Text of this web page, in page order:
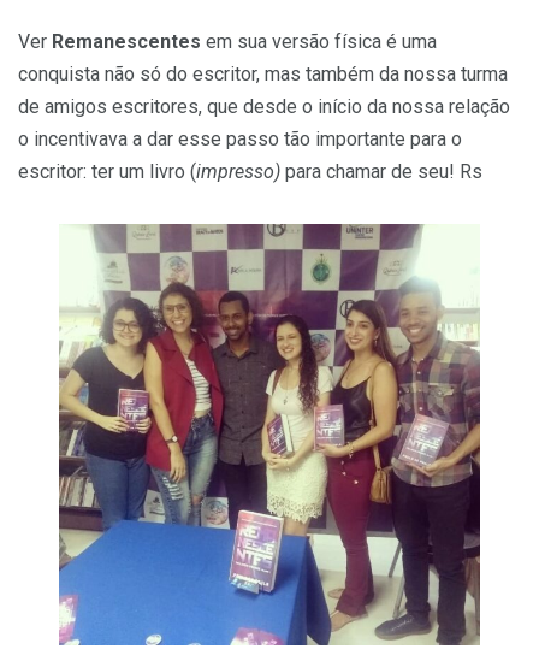
Ver Remanescentes em sua versão física é uma
conquista não só do escritor, mas também da nossa turma
de amigos escritores, que desde o início da nossa relação
o incentivava a dar esse passo tão importante para o
escritor: ter um livro (impresso) para chamar de seu! Rs